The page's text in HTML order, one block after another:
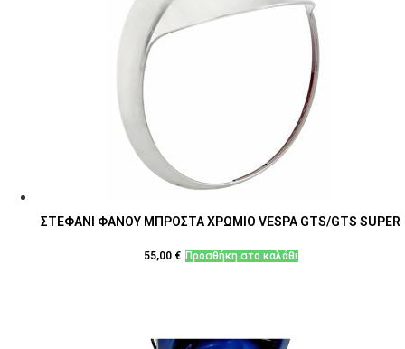
ΣΤΕΦΑΝΙ ΦΑΝΟΥ ΜΠΡΟΣΤΑ ΧΡΩΜΙΟ VESPA GTS/GTS SUPER
55,00 € Προσθήκη στο καλάθι